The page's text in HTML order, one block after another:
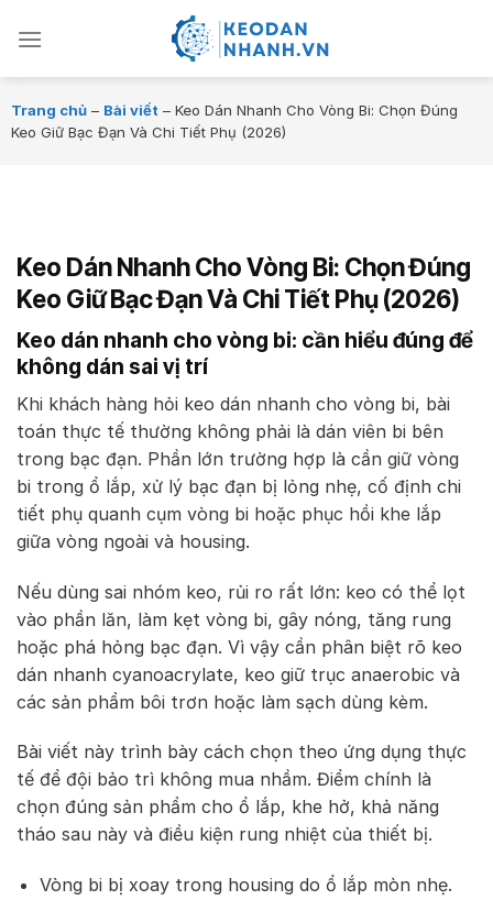
đến
Trang chủ – Bài viết – Keo Dán Nhanh Cho Vòng Bi: Chọn Đúng
Keo Giữ Bạc Đạn Và Chi Tiết Phụ (2026)
Keo Dán Nhanh Cho Vòng Bi: Chọn Đúng
Keo Giữ Bạc Đạn Và Chi Tiết Phụ (2026)
Keo dán nhanh cho vòng bi: cần hiểu đúng để
không dán sai vị trí
Khi khách hàng hỏi keo dán nhanh cho vòng bi, bài
toán thực tế thường không phải là dán viên bi bên
trong bạc đạn. Phần lớn trường hợp là cần giữ vòng
bi trong ổ lắp, xử lý bạc đạn bị lỏng nhẹ, cố định chi
tiết phụ quanh cụm vòng bi hoặc phục hồi khe lắp
giữa vòng ngoài và housing.
Nếu dùng sai nhóm keo, rủi ro rất lớn: keo có thể lọt
vào phần lăn, làm kẹt vòng bi, gây nóng, tăng rung
hoặc phá hỏng bạc đạn. Vì vậy cần phân biệt rõ keo
dán nhanh cyanoacrylate, keo giữ trục anaerobic và
các sản phẩm bôi trơn hoặc làm sạch dùng kèm.
Bài viết này trình bày cách chọn theo ứng dụng thực
tế để đội bảo trì không mua nhầm. Điểm chính là
chọn đúng sản phẩm cho ổ lắp, khe hở, khả năng
tháo sau này và điều kiện rung nhiệt của thiết bị.
Vòng bi bị xoay trong housing do ổ lắp mòn nhẹ.